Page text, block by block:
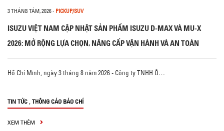
3 THÁNG TÁM, 2026- PICKUP/SUV
ISUZU VIỆT NAM CẬP NHẬT SẢN PHẨM ISUZU D-MAX VÀ MU-X
2026: MỞ RỘNG LỰA CHỌN, NÂNG CẤP VẬN HÀNH VÀ AN TOÀN
Hồ Chí Minh, ngày 3 tháng 8 năm 2026 - Công ty TNHH Ô…
TIN TỨC , THÔNG CÁO BÁO CHÍ
XEM THÊM